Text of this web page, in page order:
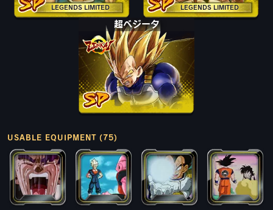
LEGENDS LIMITED LEGENDS LIMITED
超ベジータ
USABLE EQUIPMENT (75)